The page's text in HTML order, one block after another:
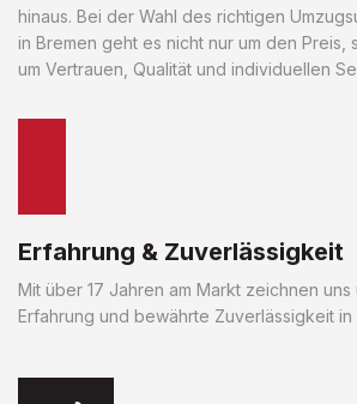
hinaus. Bei der Wahl des richtigen
in Bremen geht es nicht nur um den Preis,
um Vertrauen, Qualität und individuellen
Erfahrung & Zuverlässigkeit
Mit über 17 Jahren am Markt zeichnen uns
Erfahrung und bewährte Zuverlässigkeit in